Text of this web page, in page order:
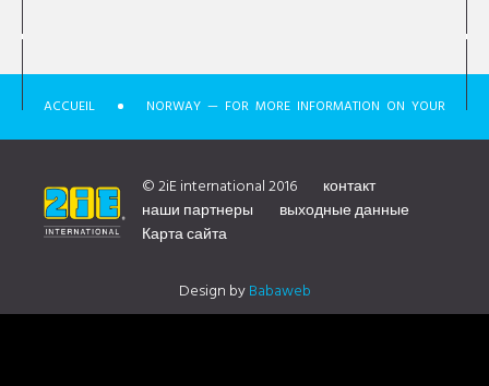
ACCUEIL NORWAY — FOR MORE INFORMATION ON YOUR
© 2iE international 2016
контакт
наши партнеры
выходные данные
Карта сайта
Design byBabaweb